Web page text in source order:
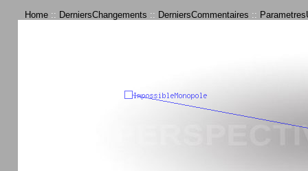
Home :: DerniersChangements :: DerniersCommentaires ::